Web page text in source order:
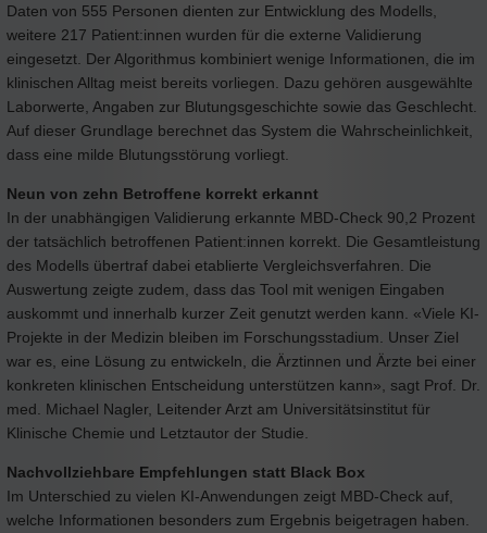
Daten von 555 Personen dienten zur Entwicklung des Modells,
weitere 217 Patient:innen wurden für die externe Validierung
eingesetzt. Der Algorithmus kombiniert wenige Informationen, die im
klinischen Alltag meist bereits vorliegen. Dazu gehören ausgewählte
Laborwerte, Angaben zur Blutungsgeschichte sowie das Geschlecht.
Auf dieser Grundlage berechnet das System die Wahrscheinlichkeit,
dass eine milde Blutungsstörung vorliegt.
Neun von zehn Betroffene korrekt erkannt
In der unabhängigen Validierung erkannte MBD-Check 90,2 Prozent
der tatsächlich betroffenen Patient:innen korrekt. Die Gesamtleistung
des Modells übertraf dabei etablierte Vergleichsverfahren. Die
Auswertung zeigte zudem, dass das Tool mit wenigen Eingaben
auskommt und innerhalb kurzer Zeit genutzt werden kann. «Viele KI-
Projekte in der Medizin bleiben im Forschungsstadium. Unser Ziel
war es, eine Lösung zu entwickeln, die Ärztinnen und Ärzte bei einer
konkreten klinischen Entscheidung unterstützen kann», sagt Prof. Dr.
med. Michael Nagler, Leitender Arzt am Universitätsinstitut für
Klinische Chemie und Letztautor der Studie.
Nachvollziehbare Empfehlungen statt Black Box
Im Unterschied zu vielen KI-Anwendungen zeigt MBD-Check auf,
welche Informationen besonders zum Ergebnis beigetragen haben.